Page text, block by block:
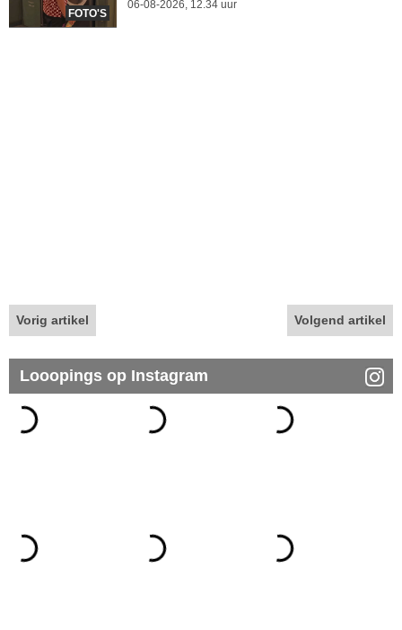
FOTO'S
06-08-2026, 12.34 uur
Vorig artikel Volgend artikel
Looopings op Instagram